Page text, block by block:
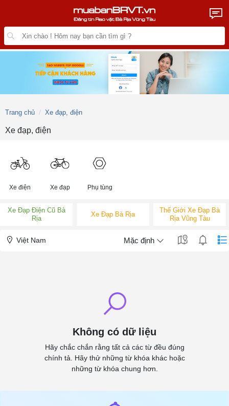
Trang chủ Xe đạp, điện
Xe đạp, điện
Xe điện Xe đạp Phụ tùng
Xe Đạp Điện Cũ Bà
Rịa
Xe Đạp Bà Rịa
Thế Giới Xe Đạp Bà
Rịa Vũng Tàu
Việt Nam Mặc định
Không có dữ liệu
Hãy chắc chắn rằng tất cả các từ đều đúng
chính tả. Hãy thử những từ khóa khác hoặc
những từ khóa chung hơn.